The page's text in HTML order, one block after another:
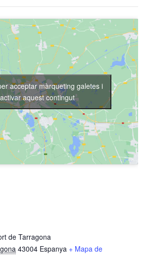
de Tarragona
43004 Espanya + Mapa de
acceptar màrqueting galetes i
activar aquest contingut